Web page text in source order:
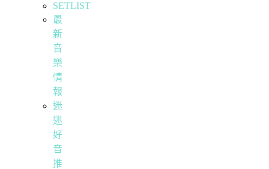
SETLIST
最
新
音
樂
情
報
迷
迷
好
音
推